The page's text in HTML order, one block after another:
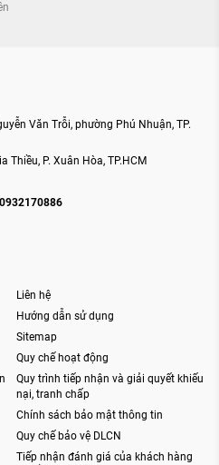
Văn Trỗi, phường Phú Nhuận, TP.
Thiều, P. Xuân Hòa, TP.HCM
Liên hệ
Hướng dẫn sử dụng
Sitemap
Quy chế hoạt động
Quy trình tiếp nhận và giải quyết khiếu
nại, tranh chấp
Chính sách bảo mật thông tin
Quy chế bảo vệ DLCN
Tiếp nhận đánh giá của khách hàng